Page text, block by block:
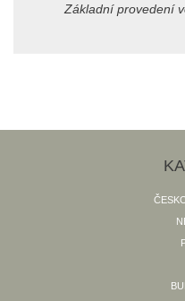
Základní provedení